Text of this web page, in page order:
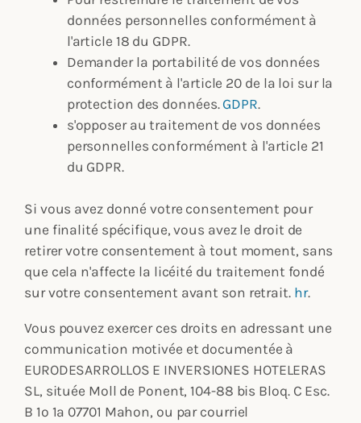
données personnelles conformément à
l'article 18 du GDPR.
Demander la portabilité de vos données
conformément à l'article 20 de la loi sur la
protection des données. GDPR.
s'opposer au traitement de vos données
personnelles conformément à l'article 21
du GDPR.
Si vous avez donné votre consentement pour
une finalité spécifique, vous avez le droit de
retirer votre consentement à tout moment, sans
que cela n'affecte la licéité du traitement fondé
sur votre consentement avant son retrait. hr.
Vous pouvez exercer ces droits en adressant une
communication motivée et documentée à
EURODESARROLLOS E INVERSIONES HOTELERAS
SL, située Moll de Ponent, 104-88 bis Bloq. C Esc.
B 1º 1ª 07701 Mahon, ou par courriel